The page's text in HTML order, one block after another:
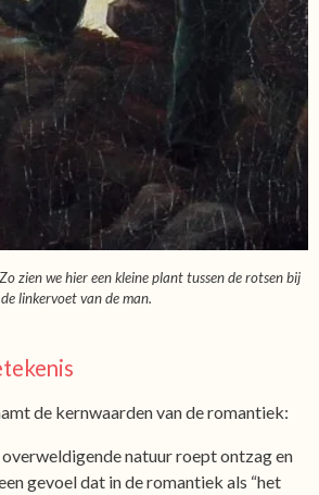
zien we hier een kleine plant tussen de rotsen bij
de linkervoet van de man.
de kernwaarden van de romantiek:
natuur roept ontzag en
gevoel dat in de romantiek als “het